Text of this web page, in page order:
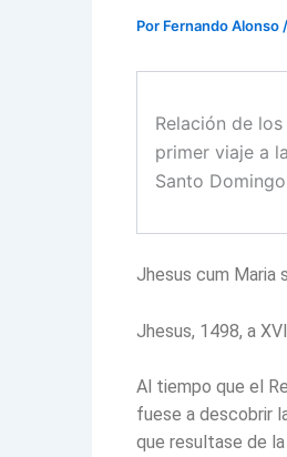
Por Fernando Alonso /
Relación de
primer viaje a
Santo
Jhesus cum Maria
Jhesus, 1498, a
Al tiempo que el
fuese a descobrir
que resultase de